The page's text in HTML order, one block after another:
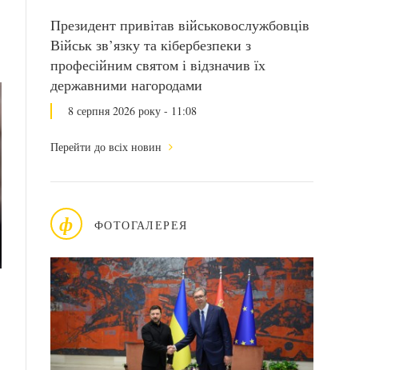
Президент привітав військовослужбовців
Військ зв’язку та кібербезпеки з
професійним святом і відзначив їх
державними нагородами
8 серпня 2026 року - 11:08
Перейти до всіх новин
ф ФОТОГАЛЕРЕЯ